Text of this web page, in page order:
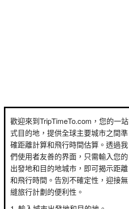
歡迎來到TripTimeTo.com，您的一站
式目的地，提供全球主要城市之間準
確距離計算和飛行時間估算。透過我
們使用者友善的界面，只需輸入您的
出發地和目的地城市，即可揭示距離
和飛行時間。告別不確定性，迎接無
縫旅行計劃的便利性。